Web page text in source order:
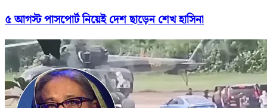
৫ আগস্ট পাসপোর্ট নিয়েই দেশ ছাড়েন শেখ হাসিনা